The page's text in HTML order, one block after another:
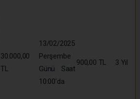
30.000,00
TL
13/02/2025
Perşembe
Günü Saat
10:00’da
900,00 TL 3 Yıl